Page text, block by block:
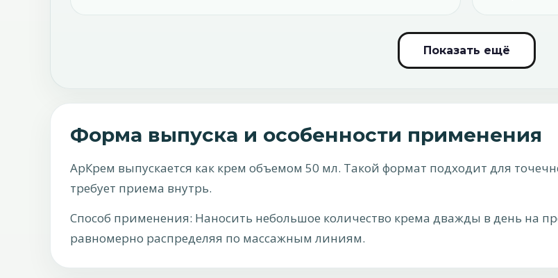
Показать ещё
Форма выпуска и особенности применения
АрКрем выпускается как крем объемом 50 мл. Такой формат подходит для
требует приема внутрь.
Способ применения: Наносить небольшое количество крема дважды в день на
равномерно распределяя по массажным линиям.